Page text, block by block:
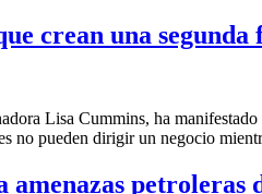
crean una segunda
Lisa Cummins, ha
no pueden dirigir un negocio
petroleras